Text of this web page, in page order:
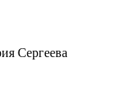
Сергеева